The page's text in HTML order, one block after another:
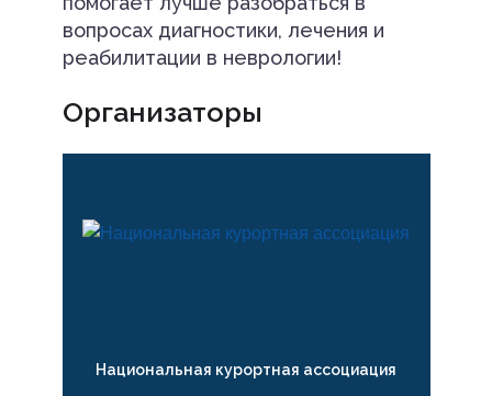
вопросах диагностики, лечения и
реабилитации в неврологии!
Организаторы
Национальная курортная ассоциация